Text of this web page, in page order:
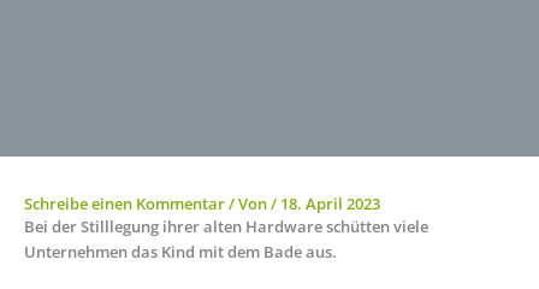
Schreibe einen Kommentar/ Von/ 18. April 2023
Bei der Stilllegung ihrer alten Hardware schütten viele
Unternehmen das Kind mit dem Bade aus.